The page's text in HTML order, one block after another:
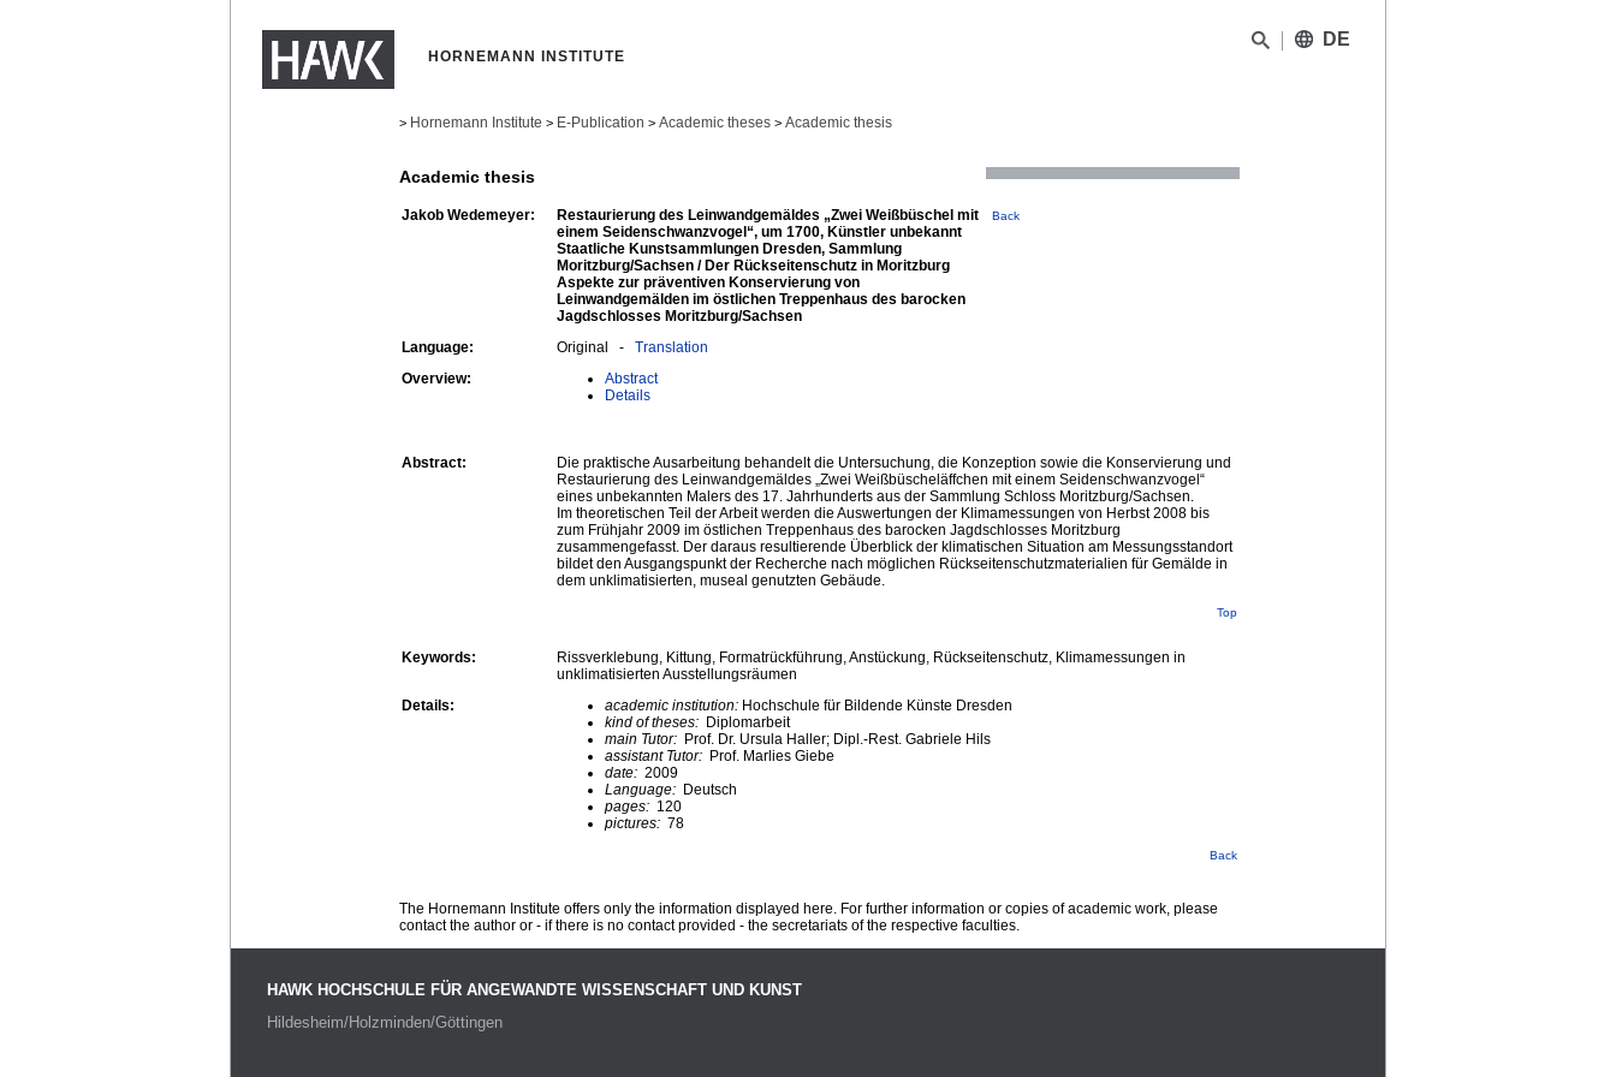
HORNEMANN INSTITUTE
DE
> Hornemann Institute > E-Publication > Academic theses > Academic thesis
Academic thesis
Jakob Wedemeyer:
Restaurierung des Leinwandgemäldes „Zwei Weißbüschel mit
einem Seidenschwanzvogel“, um 1700, Künstler unbekannt
Staatliche Kunstsammlungen Dresden, Sammlung
Moritzburg/Sachsen / Der Rückseitenschutz in Moritzburg
Aspekte zur präventiven Konservierung von
Leinwandgemälden im östlichen Treppenhaus des barocken
Jagdschlosses Moritzburg/Sachsen
Back
Language: Original - Translation
Overview:
Abstract
Details
Abstract:
Die praktische Ausarbeitung behandelt die Untersuchung, die Konzeption sowie die Konservierung und
Restaurierung des Leinwandgemäldes „Zwei Weißbüscheläffchen mit einem Seidenschwanzvogel“
eines unbekannten Malers des 17. Jahrhunderts aus der Sammlung Schloss Moritzburg/Sachsen.
Im theoretischen Teil der Arbeit werden die Auswertungen der Klimamessungen von Herbst 2008 bis
zum Frühjahr 2009 im östlichen Treppenhaus des barocken Jagdschlosses Moritzburg
zusammengefasst. Der daraus resultierende Überblick der klimatischen Situation am Messungsstandort
bildet den Ausgangspunkt der Recherche nach möglichen Rückseitenschutzmaterialien für Gemälde in
dem unklimatisierten, museal genutzten Gebäude.
Top
Keywords:
Rissverklebung, Kittung, Formatrückführung, Anstückung, Rückseitenschutz, Klimamessungen in
unklimatisierten Ausstellungsräumen
Details:
academic institution: Hochschule für Bildende Künste Dresden
kind of theses: Diplomarbeit
main Tutor: Prof. Dr. Ursula Haller; Dipl.-Rest. Gabriele Hils
assistant Tutor: Prof. Marlies Giebe
date: 2009
Language: Deutsch
pages: 120
pictures: 78
Back
The Hornemann Institute offers only the information displayed here. For further information or copies of academic work, please
contact the author or - if there is no contact provided - the secretariats of the respective faculties.
HAWK HOCHSCHULE FÜR ANGEWANDTE WISSENSCHAFT UND KUNST
Hildesheim/Holzminden/Göttingen